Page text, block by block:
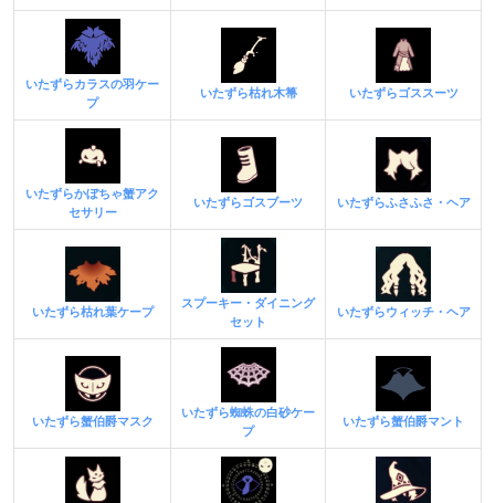
いたずらカラスの羽ケー
プ
いたずら枯れ木箒 いたずらゴススーツ
いたずらかぼちゃ蟹アク
セサリー
いたずらゴスブーツ いたずらふさふさ・ヘア
いたずら枯れ葉ケープ
スプーキー・ダイニング
セット
いたずらウィッチ・ヘア
いたずら蟹伯爵マスク
いたずら蜘蛛の白砂ケー
プ
いたずら蟹伯爵マント